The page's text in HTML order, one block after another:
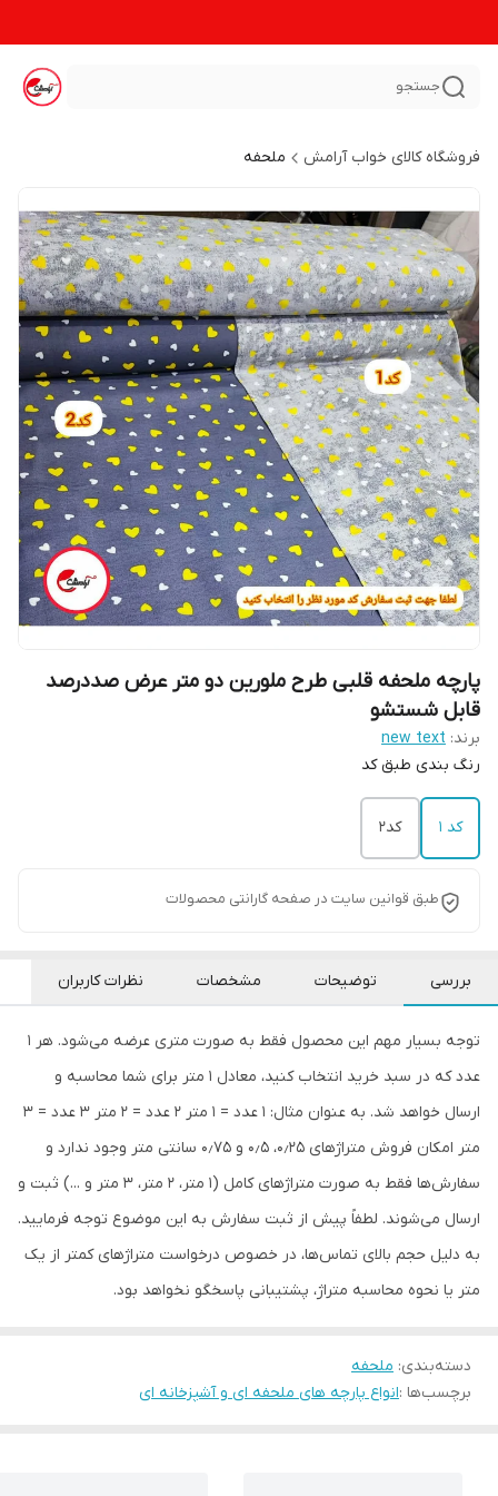
جستجو
فروشگاه کالای خواب آرامش ملحفه
پارچه ملحفه قلبی طرح ملورین دو متر عرض صددرصد
قابل شستشو
برند: new text
رنگ بندی طبق کد
کد 1 کد2
طبق قوانین سایت در صفحه گارانتی محصولات
بررسی توضیحات مشخصات نظرات کاربران
توجه بسیار مهم این محصول فقط به صورت متری عرضه می‌شود. هر ۱
عدد که در سبد خرید انتخاب کنید، معادل ۱ متر برای شما محاسبه و
ارسال خواهد شد. به عنوان مثال: ۱ عدد = ۱ متر ۲ عدد = ۲ متر ۳ عدد = ۳
متر امکان فروش متراژهای ۰٫۲۵، ۰٫۵ و ۰٫۷۵ سانتی متر وجود ندارد و
سفارش‌ها فقط به صورت متراژهای کامل (۱ متر، ۲ متر، ۳ متر و ...) ثبت و
ارسال می‌شوند. لطفاً پیش از ثبت سفارش به این موضوع توجه فرمایید.
به دلیل حجم بالای تماس‌ها، در خصوص درخواست متراژهای کمتر از یک
متر یا نحوه محاسبه متراژ، پشتیبانی پاسخگو نخواهد بود.
دسته‌بندی: ملحفه
برچسب‌ها :انواع پارچه های ملحفه ای و آشپزخانه ای